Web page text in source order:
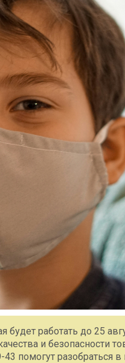
будет работать до 25
и безопасности
помогут разобраться